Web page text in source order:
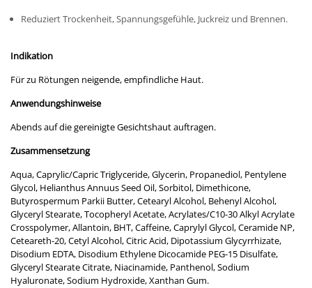
Reduziert Trockenheit, Spannungsgefühle, Juckreiz und Brennen.
Indikation
Für zu Rötungen neigende, empfindliche Haut.
Anwendungshinweise
Abends auf die gereinigte Gesichtshaut auftragen.
Zusammensetzung
Aqua, Caprylic/Capric Triglyceride, Glycerin, Propanediol, Pentylene
Glycol, Helianthus Annuus Seed Oil, Sorbitol, Dimethicone,
Butyrospermum Parkii Butter, Cetearyl Alcohol, Behenyl Alcohol,
Glyceryl Stearate, Tocopheryl Acetate, Acrylates/C10-30 Alkyl Acrylate
Crosspolymer, Allantoin, BHT, Caffeine, Caprylyl Glycol, Ceramide NP,
Ceteareth-20, Cetyl Alcohol, Citric Acid, Dipotassium Glycyrrhizate,
Disodium EDTA, Disodium Ethylene Dicocamide PEG-15 Disulfate,
Glyceryl Stearate Citrate, Niacinamide, Panthenol, Sodium
Hyaluronate, Sodium Hydroxide, Xanthan Gum.